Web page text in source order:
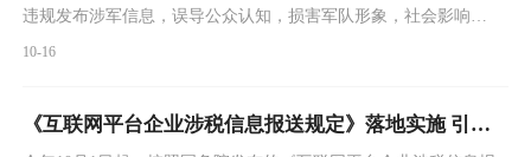
违规发布涉军信息，误导公众认知，损害军队形象，社会影响恶
10-16
《互联网平台企业涉税信息报送规定》落地实施 引导平台与平台、商户与商户、线上与线下更公平竞争 ——税务部门提醒关注三方面事项防范违法违规